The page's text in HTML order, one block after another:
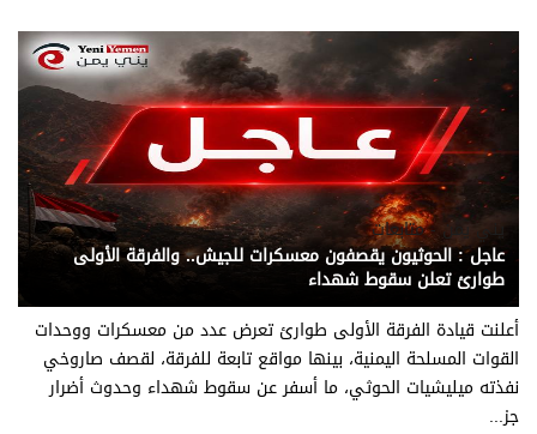
يني يمن - متابعات
عاجل : الحوثيون يقصفون معسكرات للجيش.. والفرقة الأولى
طوارئ تعلن سقوط شهداء
أعلنت قيادة الفرقة الأولى طوارئ تعرض عدد من معسكرات ووحدات
القوات المسلحة اليمنية، بينها مواقع تابعة للفرقة، لقصف صاروخي
نفذته ميليشيات الحوثي، ما أسفر عن سقوط شهداء وحدوث أضرار
جز...